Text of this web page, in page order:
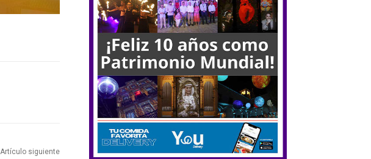
Artículo siguiente